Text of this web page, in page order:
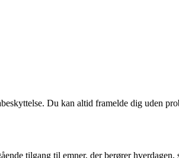
Du kan altid framelde dig uden
tilgang til emner, der berører